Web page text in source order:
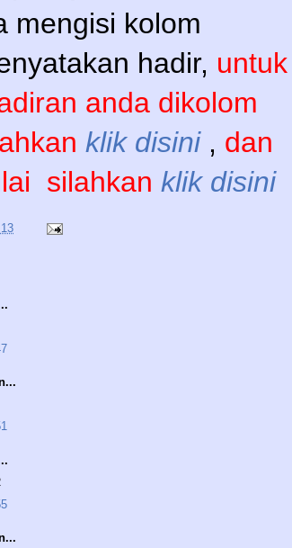
mengisi kolom
hadir, untuk
anda dikolom
klik disini , dan
silahkan klik disini